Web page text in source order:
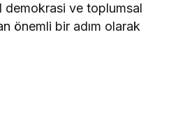
demokrasi ve toplumsal
önemli bir adım olarak